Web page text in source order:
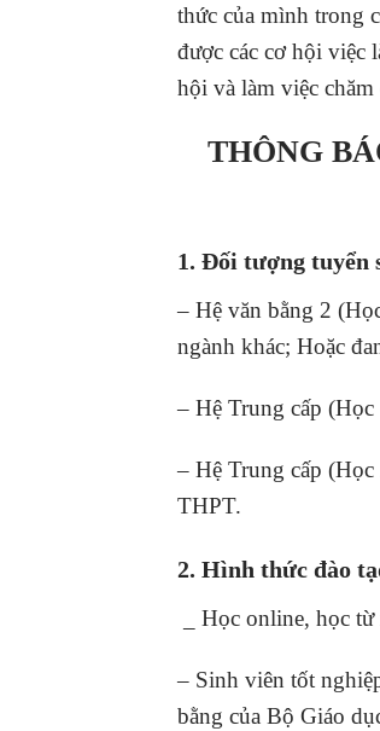
thức của mình trong
được các cơ hội việc
hội và làm việc
THÔNG
1. Đối tượng tuyển
– Hệ văn bằng 2
ngành khác; Hoặc
– Hệ Trung cấp
– Hệ Trung cấp
THPT.
2. Hình thức đào
_ Học online, học từ
– Sinh viên tốt
bằng của Bộ Giáo